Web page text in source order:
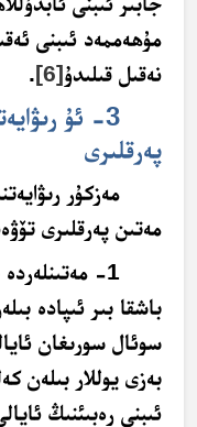
مۇھەممەد ئىبنى
نەقىل قىلىدۇ[6]
.
3- ئۇ
پەرقلىرى
مەزكۇر
مەتىن پەرقلىرى
1-
باشقا بىر ئىپادە
سوئال سورىغان
بەزى يوللار بىلەن
ئىبنى رەبىئنىڭ